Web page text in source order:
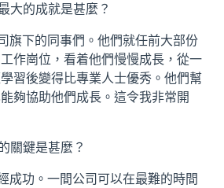
大的成就是甚麼？
旗下的同事們。他們就任前大部份
作崗位，看着他們慢慢成長，從一
習後變得比專業人士優秀。他們幫
夠協助他們成長。這令我非常開
關鍵是甚麼？
成功。一間公司可以在最難的時間